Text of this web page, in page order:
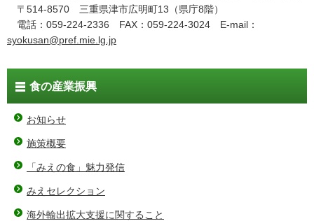
〒514-8570 三重県津市広明町13（県庁8階）
電話：059-224-2336 FAX：059-224-3024 E-mail：
syokusan@pref.mie.lg.jp
食の産業振興
お知らせ
施策概要
「みえの食」魅力発信
みえセレクション
海外輸出拡大支援に関すること